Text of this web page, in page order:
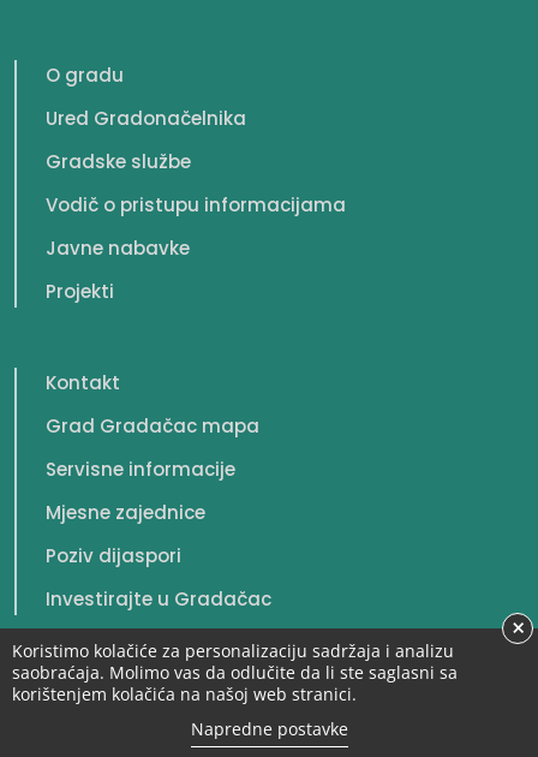
O gradu
Ured Gradonačelnika
Gradske službe
Vodič o pristupu informacijama
Javne nabavke
Projekti
Kontakt
Grad Gradačac mapa
Servisne informacije
Mjesne zajednice
Poziv dijaspori
Investirajte u Gradačac
© 2026. Grad Gradačac. Sva prava zadržana.
Koristimo kolačiće za personalizaciju sadržaja i analizu
saobraćaja. Molimo vas da odlučite da li ste saglasni sa
korištenjem kolačića na našoj web stranici.
Napredne postavke
×